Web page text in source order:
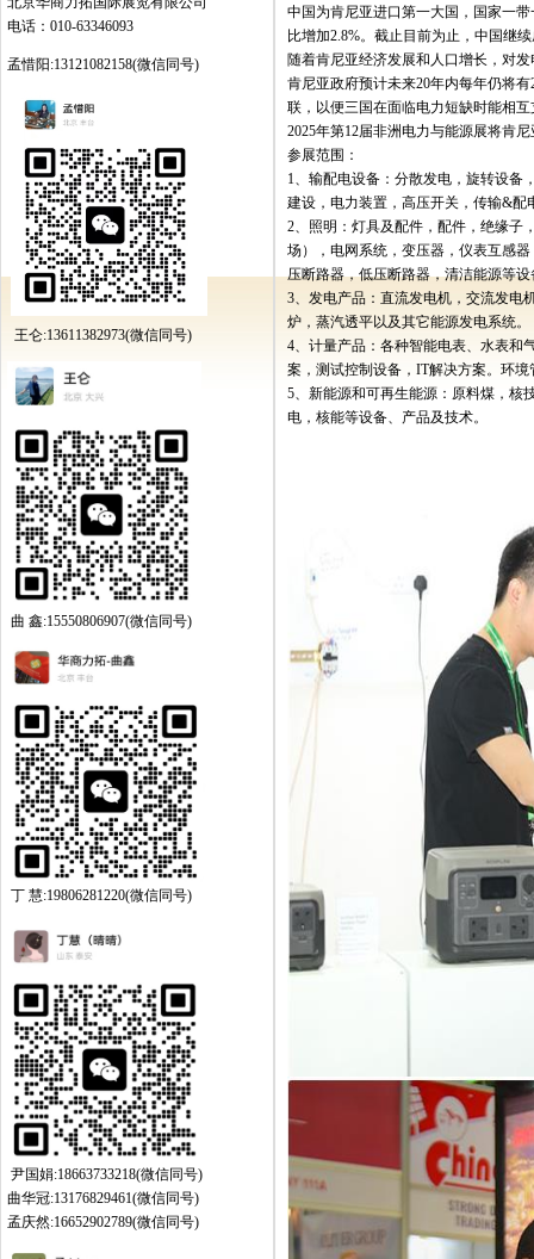
电话：010-63346093
孟惜阳:13121082158(微信同号)
王仑:13611382973(微信同号)
曲 鑫:15550806907(微信同号)
丁 慧:19806281220(微信同号)
尹国娟:18663733218(微信同号)
曲华冠:13176829461(微信同号)
孟庆然:16652902789(微信同号)
中国为肯尼亚进口第一大国，国家一
比增加2.8%。截止目前为止，中国继
随着肯尼亚经济发展和人口增长，对
肯尼亚政府预计未来20年内每年仍将有
联，以便三国在面临电力短缺时能相
2025年第12届非洲电力与能源展将肯
参展范围：
1、输配电设备：分散发电，旋转设备
建设，电力装置，高压开关，传输&配
2、照明：灯具及配件，配件，绝缘子
场），电网系统，变压器，仪表互感
压断路器，低压断路器，清洁能源等设
3、发电产品：直流发电机，交流发电
炉，蒸汽透平以及其它能源发电系统。
4、计量产品：各种智能电表、水表和
案，测试控制设备， IT解决方案。环境
5、新能源和可再生能源：原料煤，核
电，核能等设备、产品及技术。